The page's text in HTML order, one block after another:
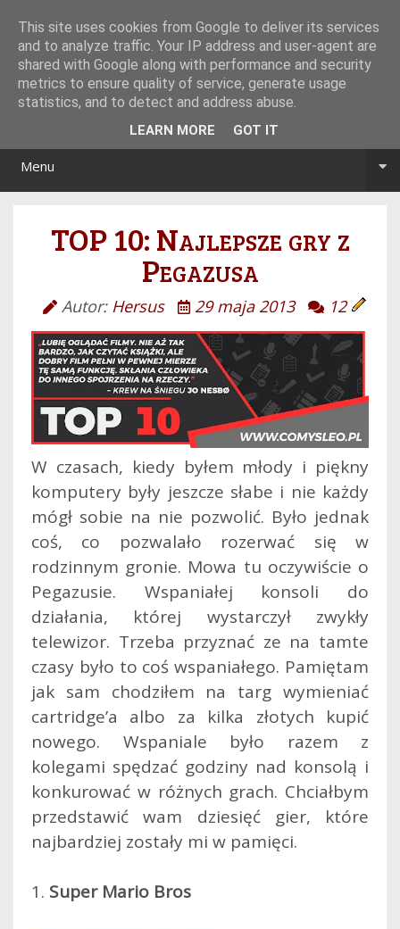
Menu
TOP 10: Najlepsze gry z
Pegazusa
Autor: Hersus 29 maja 2013 12
W czasach, kiedy byłem młody i piękny
komputery były jeszcze słabe i nie każdy
mógł sobie na nie pozwolić. Było jednak
coś, co pozwalało rozerwać się w
rodzinnym gronie. Mowa tu oczywiście o
Pegazusie. Wspaniałej konsoli do
działania, której wystarczył zwykły
telewizor. Trzeba przyznać ze na tamte
czasy było to coś wspaniałego. Pamiętam
jak sam chodziłem na targ wymieniać
cartridge’a albo za kilka złotych kupić
nowego. Wspaniale było razem z
kolegami spędzać godziny nad konsolą i
konkurować w różnych grach. Chciałbym
przedstawić wam dziesięć gier, które
najbardziej zostały mi w pamięci.
1. Super Mario Bros
This site uses cookies from Google to deliver its services
and to analyze traffic. Your IP address and user-agent are
shared with Google along with performance and security
metrics to ensure quality of service, generate usage
statistics, and to detect and address abuse.
LEARN MORE GOT IT